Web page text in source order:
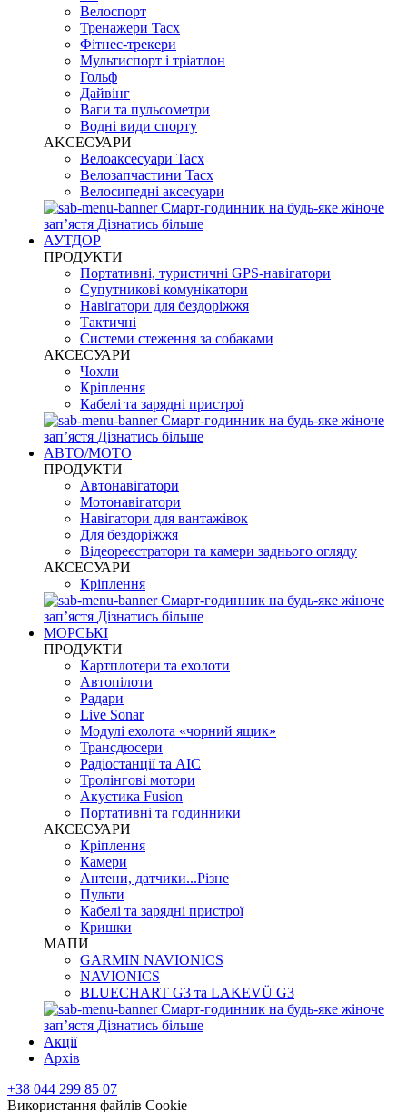
Велоспорт
Тренажери Tacx
Фітнес-трекери
Мультиспорт і тріатлон
Гольф
Дайвінг
Ваги та пульсометри
Водні види спорту
AKCЕСУАРИ
Велоаксесуари Tacx
Велозапчастини Tacx
Велосипедні аксесуари
Смарт-годинник на будь-яке жіноче
запʼястя Дізнатись більше
АУТДОР
ПРОДУКТИ
Портативні, туристичні GPS-навігатори
Супутникові комунікатори
Навігатори для бездоріжжя
Тактичні
Системи стеження за собаками
АКСЕСУАРИ
Чохли
Кріплення
Кабелі та зарядні пристрої
Смарт-годинник на будь-яке жіноче
запʼястя Дізнатись більше
АВТО/МОТО
ПРОДУКТИ
Автонавігатори
Мотонавігатори
Навігатори для вантажівок
Для бездоріжжя
Відеореєстратори та камери заднього огляду
АКСЕСУАРИ
Кріплення
Смарт-годинник на будь-яке жіноче
запʼястя Дізнатись більше
МОРСЬКІ
ПРОДУКТИ
Картплотери та ехолоти
Автопілоти
Радари
Live Sonar
Модулі ехолота «чорний ящик»
Трансдюсери
Радіостанції та АІС
Тролінгові мотори
Акустика Fusion
Портативні та годинники
АКСЕСУАРИ
Кріплення
Камери
Антени, датчики...Різне
Пульти
Кабелі та зарядні пристрої
Кришки
МАПИ
GARMIN NAVIONICS
NAVIONICS
BLUECHART G3 та LAKEVÜ G3
Смарт-годинник на будь-яке жіноче
запʼястя Дізнатись більше
Акції
Архів
+38 044 299 85 07
Використання файлів Cookie